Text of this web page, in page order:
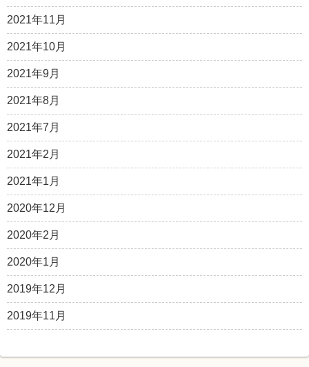
2021年11月
2021年10月
2021年9月
2021年8月
2021年7月
2021年2月
2021年1月
2020年12月
2020年2月
2020年1月
2019年12月
2019年11月